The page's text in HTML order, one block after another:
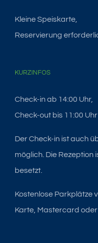
Kleine Speiskarte,
Reservierung
KURZINFOS
Check-in ab 14:00 Uhr,
Check-out bis 11:00 Uhr
Der Check-in ist auch
möglich. Die
besetzt.
Kostenlose Parkplätze
Karte, Mastercard oder